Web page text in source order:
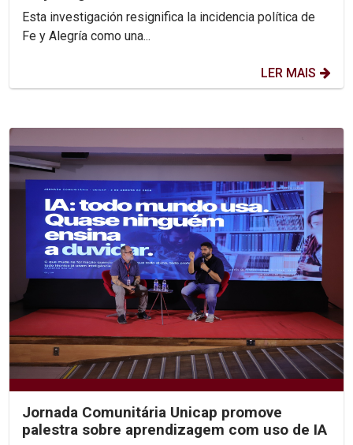
Esta investigación resignifica la incidencia política de
Fe y Alegría como una...
LER MAIS
Jornada Comunitária Unicap promove
palestra sobre aprendizagem com uso de IA